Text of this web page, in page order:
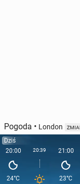
Pogoda • London
Dziś
20:00
24°C
20:39 21:00
23°C